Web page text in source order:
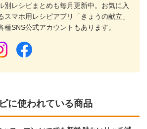
別レシピまとめも毎月更新中。お気に入
スマホ用レシピアプリ「きょうの献立」
種SNS公式アカウントもあります。
に使われている商品